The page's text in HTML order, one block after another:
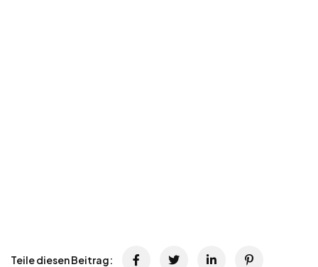
Teile diesen Beitrag: